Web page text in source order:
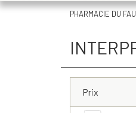
PHARMACIE DU
Prix